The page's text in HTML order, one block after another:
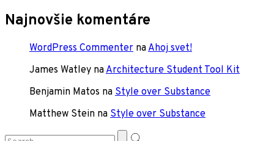
Najnovšie komentáre
WordPress Commenter na Ahoj svet!
James Watley na Architecture Student Tool Kit
Benjamin Matos na Style over Substance
Matthew Stein na Style over Substance